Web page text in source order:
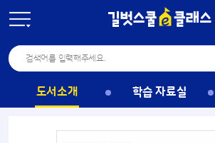
도서소개 학습 자료실